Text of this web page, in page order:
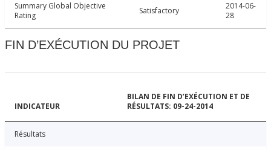
Summary Global Objective
Rating
Satisfactory
2014-06-
28
FIN D’EXÉCUTION DU PROJET
INDICATEUR
BILAN DE FIN D’EXÉCUTION ET DE
RÉSULTATS: 09-24-2014
Résultats